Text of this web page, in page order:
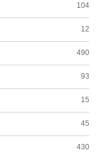
104
12
490
93
15
45
430